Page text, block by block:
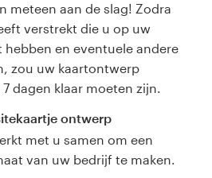
meteen aan de slag! Zodra
verstrekt die u op uw
en eventuele andere
zou uw kaartontwerp
dagen klaar moeten zijn.
ontwerp
met u samen om een
van uw bedrijf te maken.